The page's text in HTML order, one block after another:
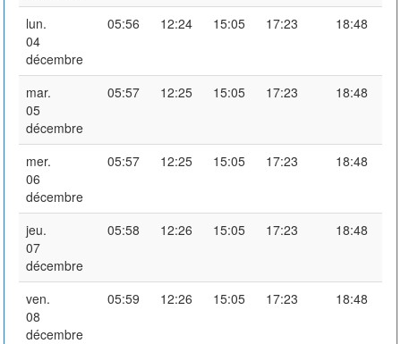
lun.
04
décembre
05:56 12:24 15:05 17:23 18:48
mar.
05
décembre
05:57 12:25 15:05 17:23 18:48
mer.
06
décembre
05:57 12:25 15:05 17:23 18:48
jeu.
07
décembre
05:58 12:26 15:05 17:23 18:48
ven.
08
décembre
05:59 12:26 15:05 17:23 18:48